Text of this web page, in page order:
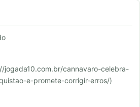
jogada10.com.br/cannavaro-celebra-
e-promete-corrigir-erros/)